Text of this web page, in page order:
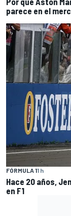
parece en el
FÓRMULA 11 h
Hace 20 años,
en F1